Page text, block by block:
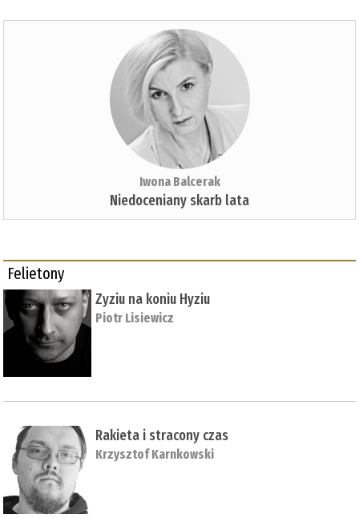
Iwona Balcerak
Niedoceniany skarb lata
Felietony
Zyziu na koniu Hyziu
Piotr Lisiewicz
Rakieta i stracony czas
Krzysztof Karnkowski